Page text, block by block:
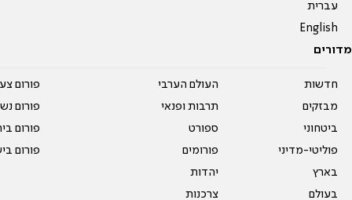
עברית
English
מדורים
חדשות
מבזקים
ביטחוני
פוליטי-מדיני
בארץ
בעולם
העולם הערבי
תרבות ופנאי
ספורט
פורומים
יהדות
צרכנות
פורום
פורום
פורום
פורום